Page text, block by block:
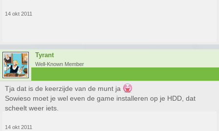
14 okt 2011
Tyrant
Well-Known Member
Tja dat is de keerzijde van de munt ja
Sowieso moet je wel even de game installeren op je HDD, dat
scheelt weer iets.
14 okt 2011